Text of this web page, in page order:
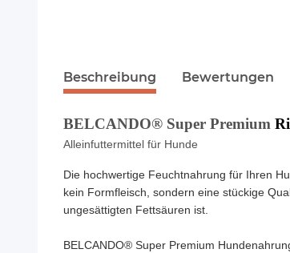
Beschreibung Bewertungen
BELCANDO® Super Premium
Alleinfuttermittel für Hunde
Die hochwertige Feuchtnahrung für Ihren
kein Formfleisch, sondern eine stückige
ungesättigten Fettsäuren ist.
BELCANDO® Super Premium